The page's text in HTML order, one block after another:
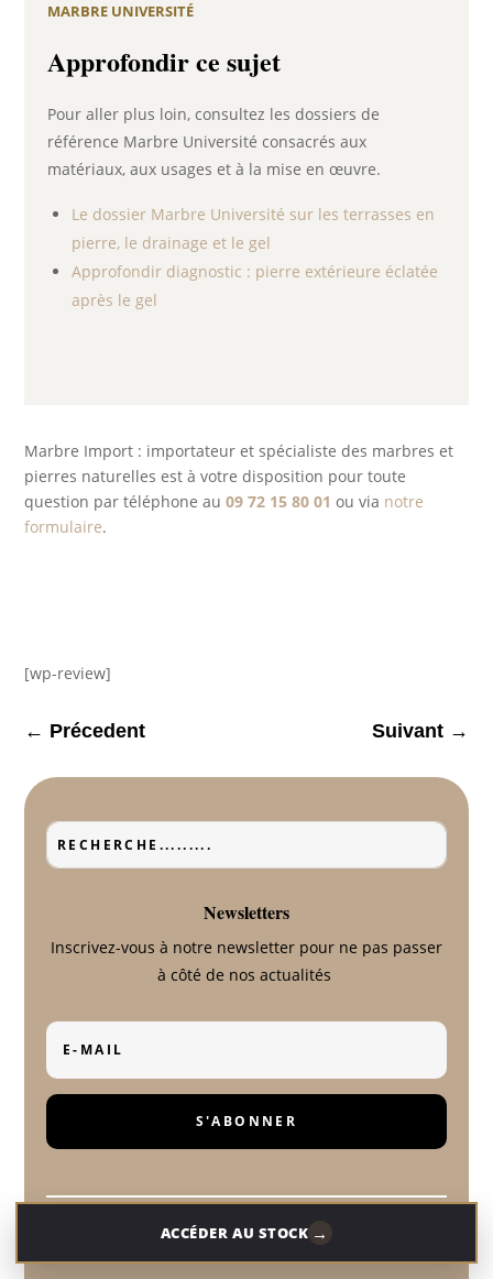
MARBRE UNIVERSITÉ
Approfondir ce sujet
Pour aller plus loin, consultez les dossiers de
référence Marbre Université consacrés aux
matériaux, aux usages et à la mise en œuvre.
Le dossier Marbre Université sur les terrasses en
pierre, le drainage et le gel
Approfondir diagnostic : pierre extérieure éclatée
après le gel
Marbre Import : importateur et spécialiste des marbres et
pierres naturelles est à votre disposition pour toute
question par téléphone au09 72 15 80 01 ou via notre
formulaire.
[wp-review]
← Précedent Suivant →
Newsletters
Inscrivez-vous à notre newsletter pour ne pas passer
à côté de nos actualités
S'ABONNER
ACCÉDER AU STOCK →